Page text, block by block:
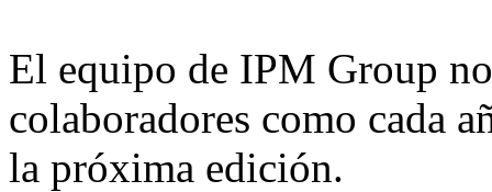
El equipo de IPM Group
colaboradores como cada
la próxima edición.